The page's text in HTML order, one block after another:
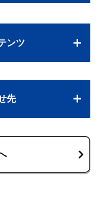
ンツ
先